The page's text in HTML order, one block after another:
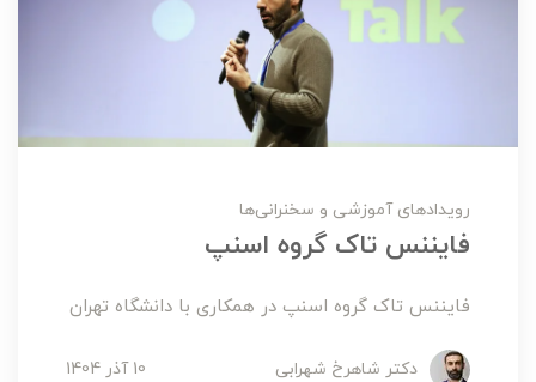
رویدادهای آموزشی و سخنرانی‌ها
فایننس تاک گروه اسنپ
فایننس تاک گروه اسنپ در همکاری با دانشگاه تهران
دکتر شاهرخ شهرابی 10 آذر 1404